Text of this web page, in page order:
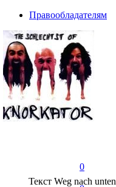
Правообладателям
0
Текст Weg nach unten